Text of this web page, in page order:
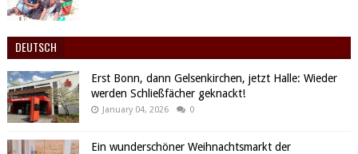
DEUTSCH
Erst Bonn, dann Gelsenkirchen, jetzt Halle: Wieder
werden Schließfächer geknackt!
January 04, 2026 0
Ein wunderschöner Weihnachtsmarkt der